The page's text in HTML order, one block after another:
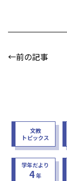
←前の記事
文教
トピックス
学年だより
4年